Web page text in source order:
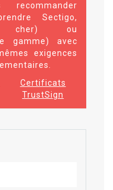
Sectigo,
cher) ou
gamme) avec
exigences
Certificats
TrustSign